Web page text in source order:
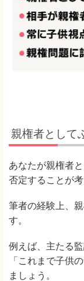
親権者として
あなたが親権者
否定することが考
筆者の経験上、
す。
例えば、主たる
「これまで子供
ましょう。